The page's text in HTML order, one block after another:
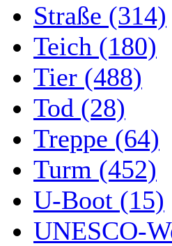
Straße (314)
Teich (180)
Tier (488)
Tod (28)
Treppe (64)
Turm (452)
U-Boot (15)
UNESCO-